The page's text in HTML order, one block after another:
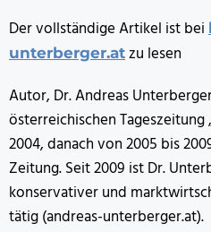
Der vollständige Artikel ist bei
unterberger.at zu lesen
Autor, Dr. Andreas
österreichischen Tageszeitung
2004, danach von 2005 bis
Zeitung. Seit 2009 ist Dr.
konservativer und
tätig (andreas-unterberger.at).